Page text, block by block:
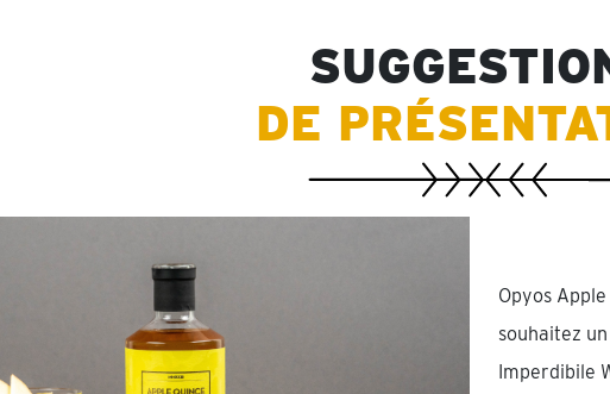
DE
Opyos
souhaitez
Imperdibile